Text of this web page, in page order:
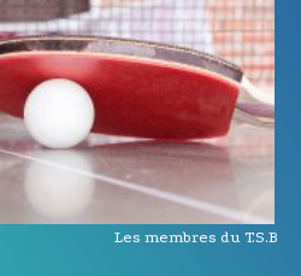
Les membres du T.S.B